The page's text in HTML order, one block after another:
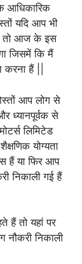
आधिकारिक
यदि आप भी
हैं तो आज के इस
जिसमें कि मैं
हैं ||
आप लोग से
ध्यानपूर्वक से
लिमिटेड
योग्यता
हैं या फिर आप
निकाली गई हैं
हैं तो यहां पर
निकाली